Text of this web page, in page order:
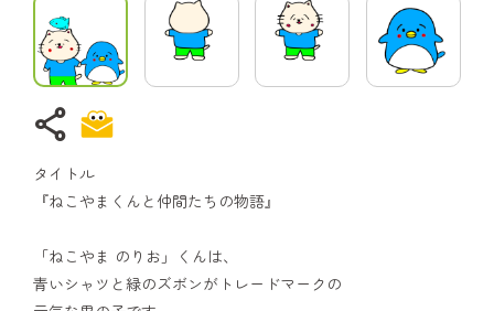
share
タイトル
『ねこやまくんと仲間たちの物語』
「ねこやま のりお」くんは、
青いシャツと緑のズボンがトレードマークの